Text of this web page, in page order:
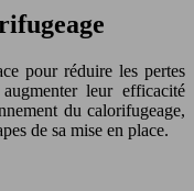
pour réduire les pertes
leur efficacité
du calorifugeage,
de sa mise en place.